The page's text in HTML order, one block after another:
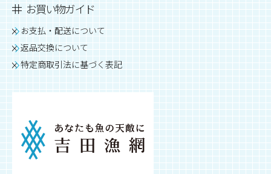
お買い物ガイド
お支払・配送について
返品交換について
特定商取引法に基づく表記